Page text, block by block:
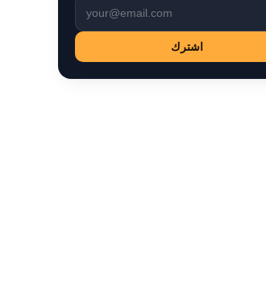
اشترك